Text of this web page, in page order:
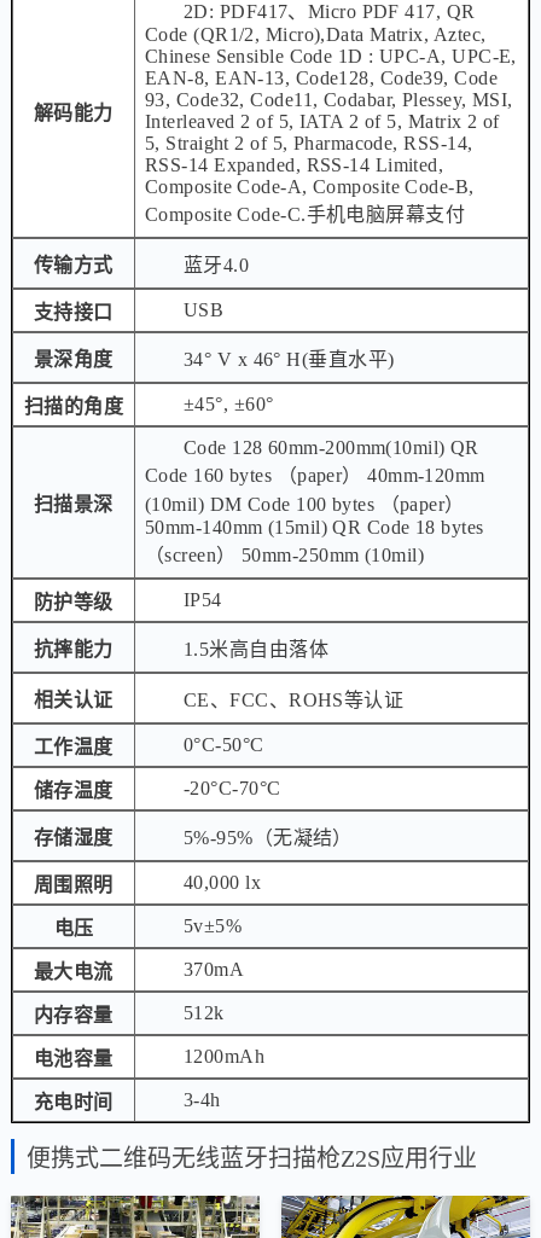
解码能力
2D: PDF417、Micro PDF 417, QR
Code (QR1/2, Micro),Data Matrix, Aztec,
Chinese Sensible Code 1D : UPC-A, UPC-E,
EAN-8, EAN-13, Code128, Code39, Code
93, Code32, Code11, Codabar, Plessey, MSI,
Interleaved 2 of 5, IATA 2 of 5, Matrix 2 of
5, Straight 2 of 5, Pharmacode, RSS-14,
RSS-14 Expanded, RSS-14 Limited,
Composite Code-A, Composite Code-B,
Composite Code-C.手机电脑屏幕支付
传输方式 蓝牙4.0
支持接口 USB
景深角度 34° V x 46° H(垂直水平)
扫描的角度 ±45°, ±60°
扫描景深
Code 128 60mm-200mm(10mil) QR
Code 160 bytes （paper） 40mm-120mm
(10mil) DM Code 100 bytes （paper）
50mm-140mm (15mil) QR Code 18 bytes
（screen） 50mm-250mm (10mil)
防护等级 IP54
抗摔能力 1.5米高自由落体
相关认证 CE、FCC、ROHS等认证
工作温度 0°C-50°C
储存温度 -20°C-70°C
存储湿度 5%-95%（无凝结）
周围照明 40,000 lx
电压 5v±5%
最大电流 370mA
内存容量 512k
电池容量 1200mAh
充电时间 3-4h
便携式二维码无线蓝牙扫描枪Z2S应用行业